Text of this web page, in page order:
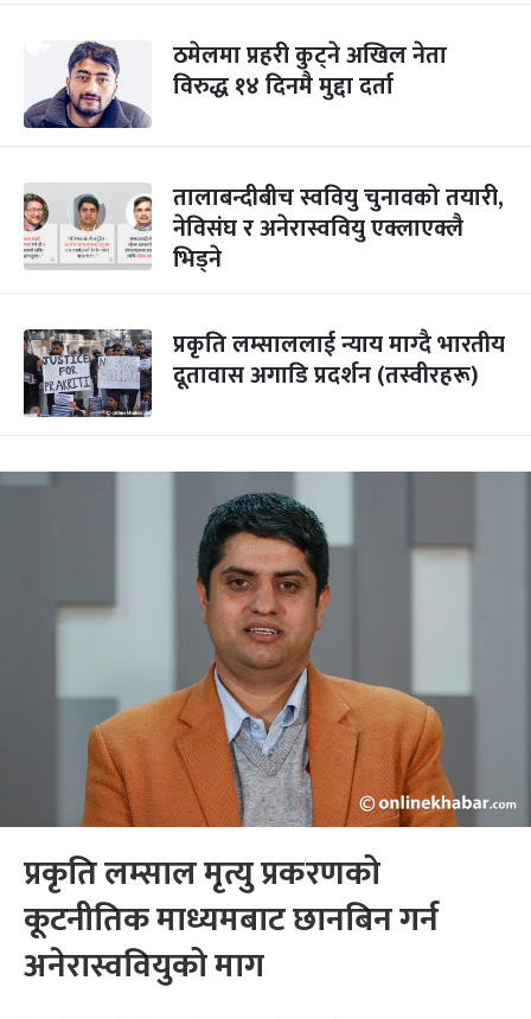
ठमेलमा प्रहरी कुट्ने अखिल नेता
विरुद्ध १४ दिनमै मुद्दा दर्ता
तालाबन्दीबीच स्ववियु चुनावको तयारी,
नेविसंघ र अनेरास्ववियु एक्लाएक्लै
भिड्ने
प्रकृति लम्साललाई न्याय माग्‍दै भारतीय
दूतावास अगाडि प्रदर्शन (तस्वीरहरू)
प्रकृति लम्साल मृत्यु प्रकरणको
कूटनीतिक माध्यमबाट छानबिन गर्न
अनेरास्ववियुको माग